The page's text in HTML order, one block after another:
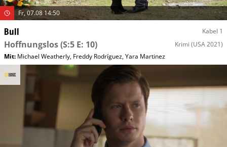
Fr, 07.08 14:50
Bull Kabel 1
Hoffnungslos(S:5 E: 10) Krimi (USA 2021)
Mit: Michael Weatherly, Freddy Rodríguez,Yara Martinez